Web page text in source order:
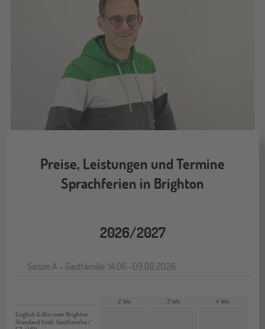
Preise, Leistungen und Termine
Sprachferien in Brighton
2026/2027
Saison A - Gastfamilie: 14.06.-09.08.2026
English & Discover Brighton
Standard (inkl. Gastfamilie /
2 Wo 3 Wo 4 Wo